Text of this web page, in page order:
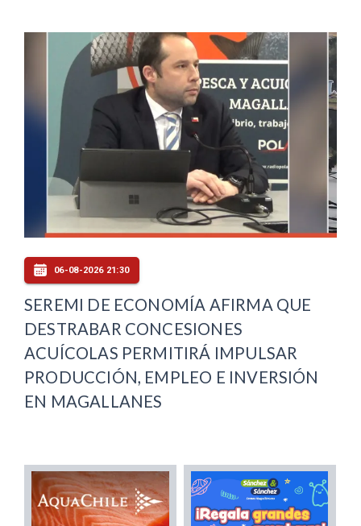
06-08-2026 21:30
SEREMI DE ECONOMÍA AFIRMA QUE
DESTRABAR CONCESIONES
ACUÍCOLAS PERMITIRÁ IMPULSAR
PRODUCCIÓN, EMPLEO E INVERSIÓN
EN MAGALLANES